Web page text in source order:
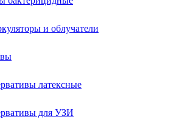
и облучатели
латексные
для УЗИ